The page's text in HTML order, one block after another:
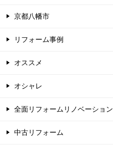
京都八幡市
リフォーム事例
オススメ
オシャレ
全面リフォームリノベーション
中古リフォーム